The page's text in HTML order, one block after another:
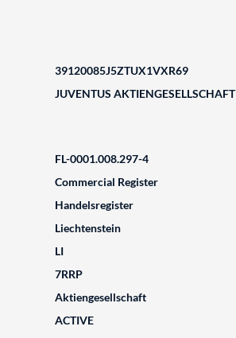
39120085J5ZTUX1VXR69
JUVENTUS AKTIENGESELLSCHAFT
FL-0001.008.297-4
Commercial Register
Handelsregister
Liechtenstein
LI
7RRP
Aktiengesellschaft
ACTIVE